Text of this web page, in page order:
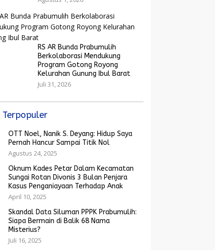
RS AR Bunda Prabumulih
Berkolaborasi Mendukung
Program Gotong Royong
Kelurahan Gunung Ibul Barat
Juli 31, 2026
Terpopuler
OTT Noel, Nanik S. Deyang: Hidup Saya
Pernah Hancur Sampai Titik Nol
Agustus 24, 2025
Oknum Kades Petar Dalam Kecamatan
Sungai Rotan Divonis 3 Bulan Penjara
Kasus Penganiayaan Terhadap Anak
April 10, 2025
Skandal Data Siluman PPPK Prabumulih:
Siapa Bermain di Balik 68 Nama
Misterius?
Juli 16, 2025